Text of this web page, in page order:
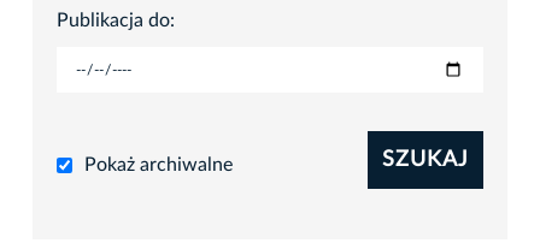
Publikacja do:
Pokaż archiwalne SZUKAJ